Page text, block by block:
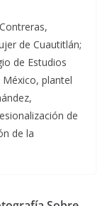
de Cuautitlán;
de Estudios
plantel
de
de la